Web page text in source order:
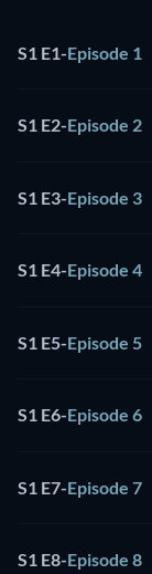
S1 E1-Episode 1
S1 E2-Episode 2
S1 E3-Episode 3
S1 E4-Episode 4
S1 E5-Episode 5
S1 E6-Episode 6
S1 E7-Episode 7
S1 E8-Episode 8